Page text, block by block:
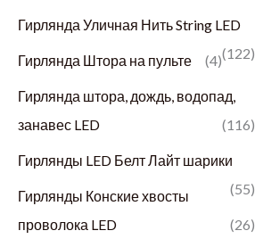
Гирлянда Уличная Нить String LED
(122)
Гирлянда Штора на пульте (4)
Гирлянда штора, дождь, водопад,
занавес LED
(116)
Гирлянды LED Белт Лайт шарики
(55)
Гирлянды Конские хвосты
проволока LED
(26)